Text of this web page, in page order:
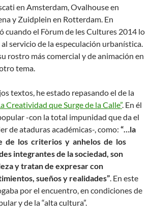
en Amsterdam, Ovalhouse en
y Zuidplein en Rotterdam. En
cuando el Fòrum de les Cultures 2014 lo
servicio de la especulación urbanística.
rostro más comercial y de animación en
tema.
textos, he estado repasando el de la
Creatividad que Surge de la Calle”. En él
-con la total impunidad que da el
de ataduras académicas-, como: “…la
de los criterios y anhelos de los
integrantes de la sociedad, son
y tratan de expresar con
sueños y realidades”. En este
por el encuentro, en condiciones de
y de la “alta cultura”.